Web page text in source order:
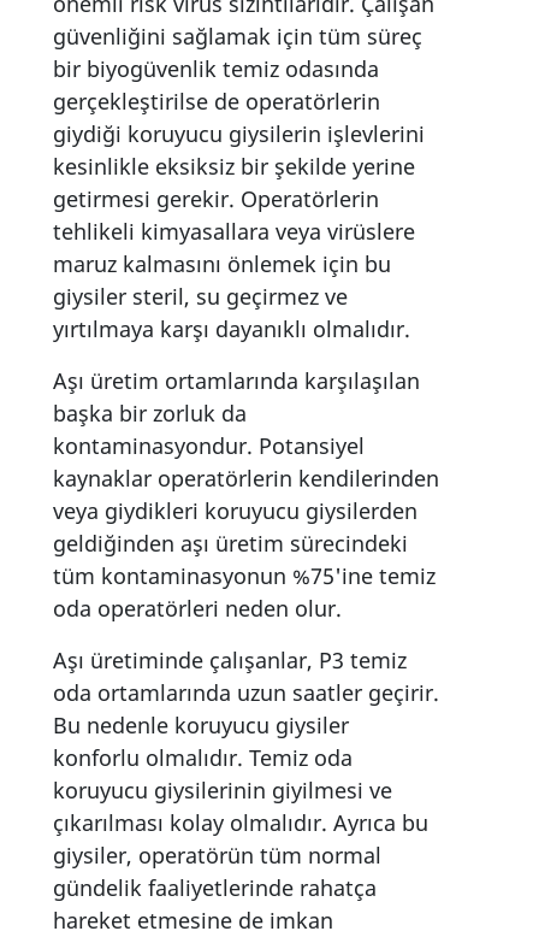
güvenliğini sağlamak için tüm süreç
bir biyogüvenlik temiz odasında
gerçekleştirilse de operatörlerin
giydiği koruyucu giysilerin işlevlerini
kesinlikle eksiksiz bir şekilde yerine
getirmesi gerekir. Operatörlerin
tehlikeli kimyasallara veya virüslere
maruz kalmasını önlemek için bu
giysiler steril, su geçirmez ve
yırtılmaya karşı dayanıklı olmalıdır.
Aşı üretim ortamlarında karşılaşılan
başka bir zorluk da
kontaminasyondur. Potansiyel
kaynaklar operatörlerin kendilerinden
veya giydikleri koruyucu giysilerden
geldiğinden aşı üretim sürecindeki
tüm kontaminasyonun %75'ine temiz
oda operatörleri neden olur.
Aşı üretiminde çalışanlar, P3 temiz
oda ortamlarında uzun saatler geçirir.
Bu nedenle koruyucu giysiler
konforlu olmalıdır. Temiz oda
koruyucu giysilerinin giyilmesi ve
çıkarılması kolay olmalıdır. Ayrıca bu
giysiler, operatörün tüm normal
gündelik faaliyetlerinde rahatça
hareket etmesine de imkan